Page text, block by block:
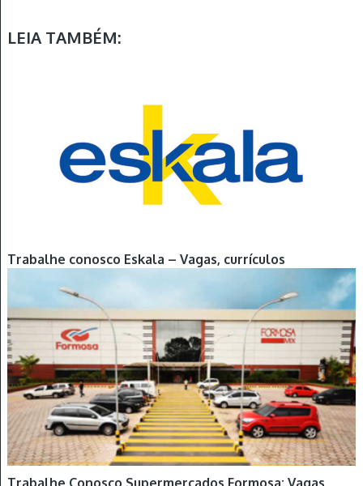
LEIA TAMBÉM:
Trabalhe conosco Eskala – Vagas, currículos